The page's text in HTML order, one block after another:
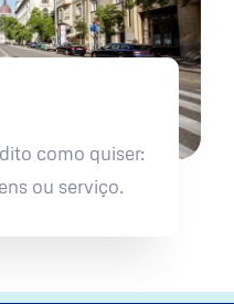
como quiser:
ou serviço.